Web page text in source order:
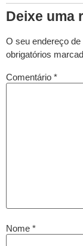
Deixe uma
O seu endereço
obrigatórios
Comentário *
Nome *